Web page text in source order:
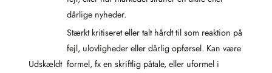
dårlige nyheder.
Udskældt
Stærkt kritiseret eller talt hårdt til som reaktion på
fejl, ulovligheder eller dårlig opførsel. Kan være
formel, fx en skriftlig påtale, eller uformel i